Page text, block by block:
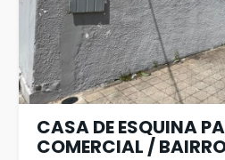
CASA DE ESQUINA
COMERCIAL /